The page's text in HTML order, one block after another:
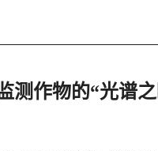
测作物的“光谱